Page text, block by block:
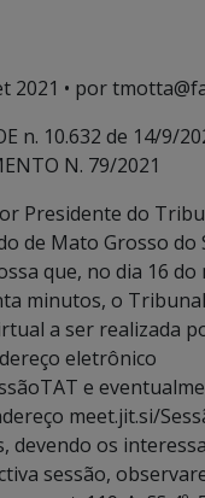
2021 • por
n. 10.632 de 14/9/
N. 79/2021
Presidente do
de Mato Grosso do
que, no dia 16 do
minutos, o
a ser realizada
eletrônico
e
meet.jit.si/
devendo os
sessão,